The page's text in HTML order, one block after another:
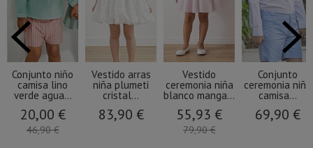
Conjunto niño
camisa lino
verde agua...
20,00 €
46,90 €
Vestido arras
niña plumeti
cristal...
83,90 €
Vestido
ceremonia niña
blanco manga...
55,93 €
79,90 €
Conjunto
ceremonia niño
camisa...
69,90 €